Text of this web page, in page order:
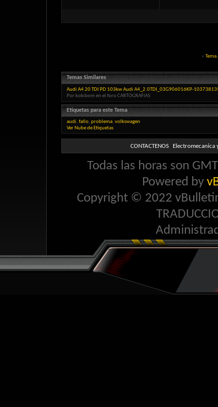
«
Temas Similares
Audi A4 20 TDI PD 103kw Audi A4_2.0TDI_03G906016KP-
Por kokibom en el foro CARTOGRAFIAS
Etiquetas para este Tema
audi, fallo, problema, volkswagen
Ver Nube de Etiquetas
CONTACTENOS Electromecanica
Todas las horas son
Powered by
Copyright © 2022